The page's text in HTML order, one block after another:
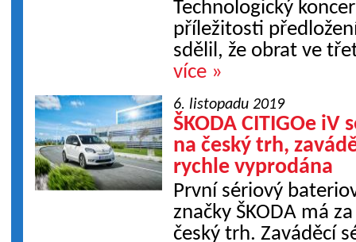
Technologický
příležitosti
sdělil, že obrat ve
více »
6. listopadu 2019
ŠKODA CITIGOe
na český trh,
rychle vyprodána
První sériový
značky ŠKODA má
český trh. Zaváděcí